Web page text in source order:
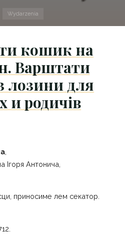
Wydarzenia
кошик на
Варштати
лозини для
и родичів
Ігоря Антонича,
приносиме лем секатор.